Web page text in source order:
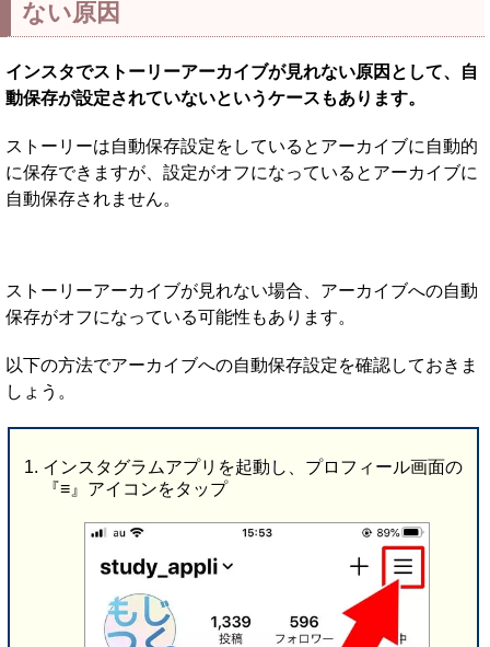
ない原因
インスタでストーリーアーカイブが見れない原因として、自
動保存が設定されていないというケースもあります。
ストーリーは自動保存設定をしているとアーカイブに自動的
に保存できますが、設定がオフになっているとアーカイブに
自動保存されません。
ストーリーアーカイブが見れない場合、アーカイブへの自動
保存がオフになっている可能性もあります。
以下の方法でアーカイブへの自動保存設定を確認しておきま
しょう。
インスタグラムアプリを起動し、プロフィール画面の
『≡』アイコンをタップ